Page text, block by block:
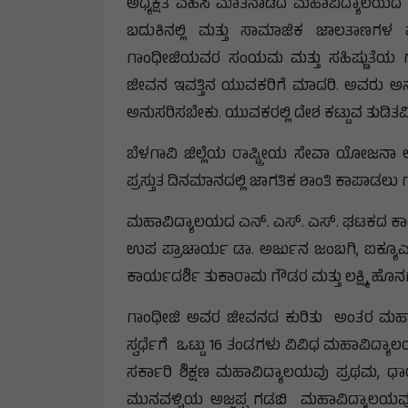
ಅಧ್ಯಕ್ಷತೆ ವಹಿಸಿ ಮಾತನಾಡಿದ
ಬದುಕಿನಲ್ಲಿ ಮತ್ತು ಸಾಮಾಜಿಕ
ಗಾಂಧೀಜಿಯವರ ಸಂಯಮ ಮತ್ತು ಸಹಿಷ್ಣುತೆಯ
ಜೀವನ ಇವತ್ತಿನ ಯುವಕರಿಗೆ ಮಾದರಿ. ಅವರು
ಅನುಸರಿಸಬೇಕು.‌ ಯುವಕರಲ್ಲಿ ದೇಶ ಕಟ್ಟುವ
ಬೆಳಗಾವಿ ಜಿಲ್ಲೆಯ ರಾಷ್ಟ್ರೀಯ ಸೇವಾ ಯೋಜನಾ
ಪ್ರಸ್ತುತ ದಿನಮಾನದಲ್ಲಿ ಜಾಗತಿಕ ಶಾಂತಿ
ಮಹಾವಿದ್ಯಾಲಯದ ಎನ್. ಎಸ್. ಎಸ್. ಘಟಕದ
ಉಪ ಪ್ರಾಚಾರ್ಯ ಡಾ. ಅರ್ಜುನ ಜಂಬಗಿ,
ಕಾರ್ಯದಶಿ೯ ತುಕಾರಾಮ ಗೌಡರ ಮತ್ತು ಲಕ್ಷ್ಮಿ
ಗಾಂಧೀಜಿ ಅವರ ಜೀವನದ ಕುರಿತು ಅಂತರ
ಸ್ವರ್ಧೆಗೆ ಒಟ್ಟು 16 ತಂಡಗಳು ವಿವಿಧ
ಸರ್ಕಾರಿ ಶಿಕ್ಷಣ ಮಹಾವಿದ್ಯಾಲಯವು ಪ್ರಥಮ,
ಮುನವಳ್ಳಿಯ ಅಜ್ಜಪ್ಪ ಗಡಬಿ ಮಹಾವಿದ್ಯಾಲಯವು